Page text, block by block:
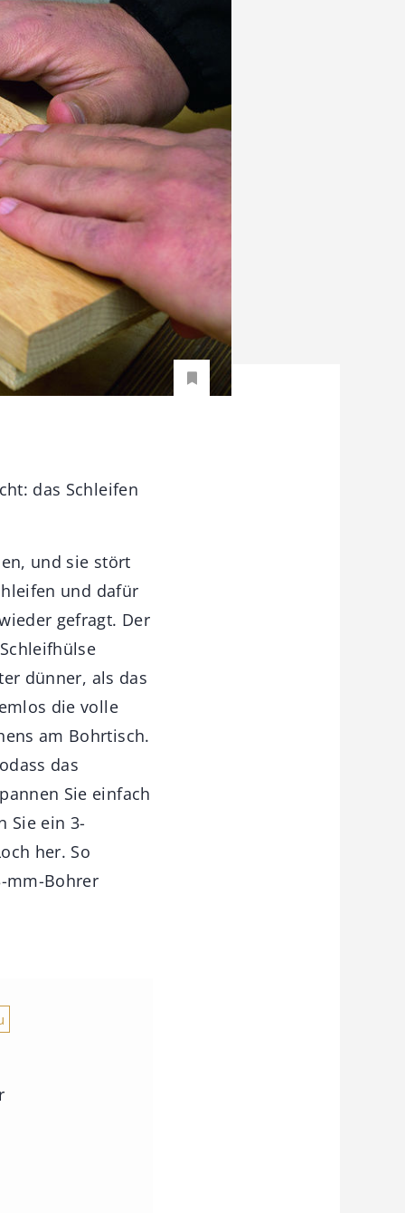
das Schleifen
und sie stört
und dafür
gefragt. Der
dünner, als das
die volle
am Bohrtisch.
das
Sie einfach
Sie ein 3-
her. So
mm-Bohrer